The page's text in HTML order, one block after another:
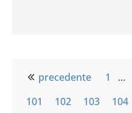
precedente 1 …
101
102 103 104